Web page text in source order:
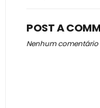
POST A
Nenhum comentário